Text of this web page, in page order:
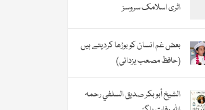
اثری اسلامک سروسز
بعض غم انسان کو بوڑھا کردیتے ہیں
(حافظ مصعب یزدانی)
الشيخ أبو بكر صديق السلفي رحمہ